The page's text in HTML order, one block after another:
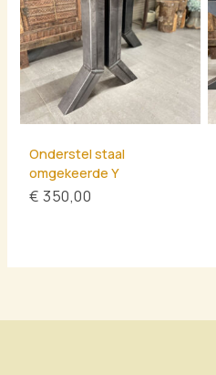
Onderstel staal
omgekeerde Y
€ 350,00